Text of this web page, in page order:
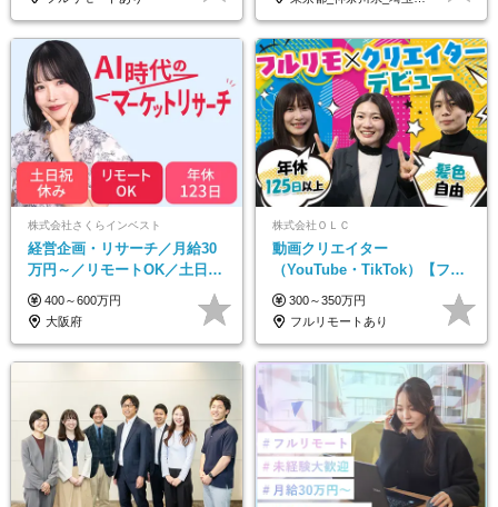
株式会社さくらインベスト
経営企画・リサーチ／月給30
万円～／リモートOK／土日祝
休み／生成AIを活用できる方
歓迎
400～600万円
大阪府
株式会社ＯＬＣ
動画クリエイター
（YouTube・TikTok）【フレ
ックス/フルリモ】未経験OK
｜Web研修1年間｜副業OK
300～350万円
フルリモートあり